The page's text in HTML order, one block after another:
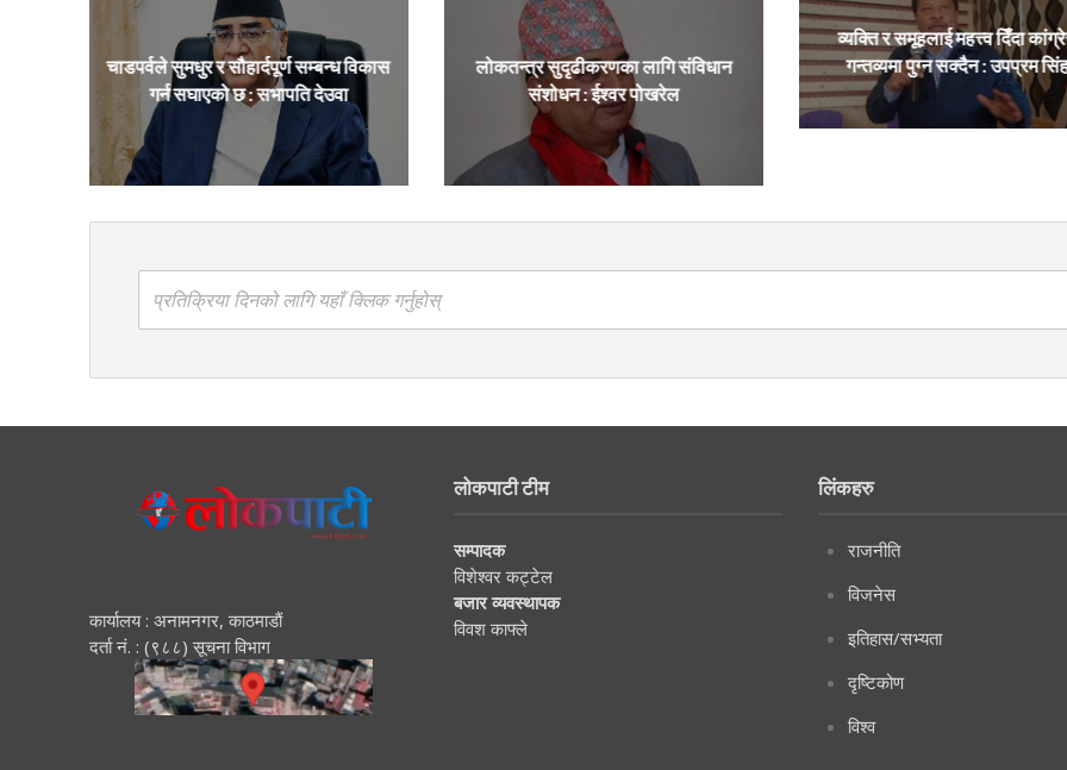
चाडपर्वले सुमधुर र सौहार्दपूर्ण सम्बन्ध विकास
गर्न सघाएको छ : सभापति देउवा
लोकतन्त्र सुदृढीकरणका लागि संविधान
संशोधन : ईश्वर पोखरेल
व्यक्ति र समूहलाई महत्त्व दिँदा
गन्तव्यमा पुग्न सक्दैन : उपप्रम
प्रतिक्रिया दिनको लागि यहाँ क्लिक गर्नुहोस्
कार्यालय : अनामनगर, काठमाडाैं
दर्ता नं. : (९८८) सूचना विभाग
लोकपाटी टीम
सम्पादक
विशेश्वर कट्टेल
बजार व्यवस्थापक
विवश काफ्ले
लिंकहरु
राजनीति
विजनेस
इतिहास/सभ्यता
दृष्टिकोण
विश्व